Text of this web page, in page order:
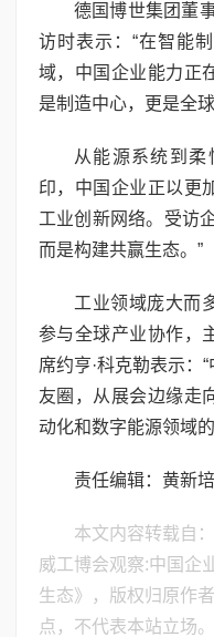
德国博世集团董
访时表示：“在智能
域，中国企业能力正
是制造中心，更是全
从能源系统到
印，中国企业正以更
工业创新网络。受访
而是构建共赢生态。”
工业领域庞大而
参与全球产业协作，
席约亨·科克勒表示：
友圈，从展会边缘走
动化和数字能源领域
责任编辑：黄新培
本文内容转载自
威工博会观察:中国企
生态》，版权归原作
点，不代表本站立场